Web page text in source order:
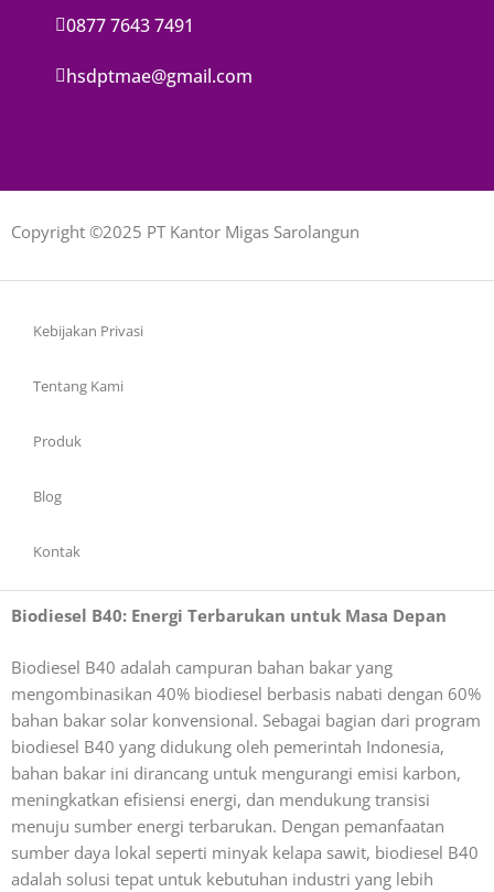
0877 7643 7491
hsdptmae@gmail.com
Copyright ©2025 PT Kantor Migas Sarolangun
Kebijakan Privasi
Tentang Kami
Produk
Blog
Kontak
Biodiesel B40: Energi Terbarukan untuk Masa Depan
Biodiesel B40 adalah campuran bahan bakar yang
mengombinasikan 40% biodiesel berbasis nabati dengan 60%
bahan bakar solar konvensional. Sebagai bagian dari program
biodiesel B40 yang didukung oleh pemerintah Indonesia,
bahan bakar ini dirancang untuk mengurangi emisi karbon,
meningkatkan efisiensi energi, dan mendukung transisi
menuju sumber energi terbarukan. Dengan pemanfaatan
sumber daya lokal seperti minyak kelapa sawit, biodiesel B40
adalah solusi tepat untuk kebutuhan industri yang lebih